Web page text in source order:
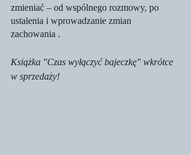
zmieniać – od wspólnego rozmowy, po
ustalenia i wprowadzanie zmian
zachowania .
Książka "Czas wyłączyć bajeczkę" wkrótce
w sprzedaży!